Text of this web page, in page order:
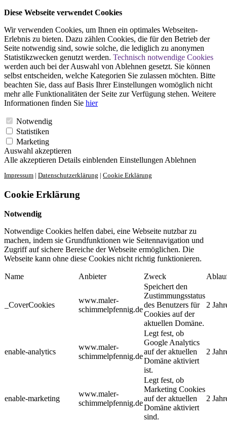
Diese Webseite verwendet Cookies
Wir verwenden Cookies, um Ihnen ein optimales Webseiten-
Erlebnis zu bieten. Dazu zählen Cookies, die für den Betrieb der
Seite notwendig sind, sowie solche, die lediglich zu anonymen
Statistikzwecken genutzt werden. Technisch notwendige Cookies
werden auch bei der Auswahl von Ablehnen gesetzt. Sie können
selbst entscheiden, welche Kategorien Sie zulassen möchten. Bitte
beachten Sie, dass auf Basis Ihrer Einstellungen womöglich nicht
mehr alle Funktionalitäten der Seite zur Verfügung stehen. Weitere
Informationen finden Sie hier
Notwendig
Statistiken
Marketing
Auswahl akzeptieren
Alle akzeptieren Details einblenden Einstellungen Ablehnen
Impressum | Datenschutzerklärung | Cookie Erklärung
Cookie Erklärung
Notwendig
Notwendige Cookies helfen dabei, eine Webseite nutzbar zu
machen, indem sie Grundfunktionen wie Seitennavigation und
Zugriff auf sichere Bereiche der Webseite ermöglichen. Die
Webseite kann ohne diese Cookies nicht richtig funktionieren.
Name Anbieter Zweck
_CoverCookies
www.maler-
schimmelpfennig.de
Speichert den
Zustimmungsstatus
des Benutzers für
Cookies auf der
aktuellen Domäne.
2
enable-analytics
www.maler-
schimmelpfennig.de
Legt fest, ob
Google Analytics
auf der aktuellen
Domäne aktiviert
ist.
2
enable-marketing
www.maler-
schimmelpfennig.de
Legt fest, ob
Marketing Cookies
auf der aktuellen
Domäne aktiviert
sind.
2